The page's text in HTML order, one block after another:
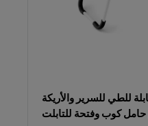
للطي للسرير والأريكة
كوب وفتحة للتابلت